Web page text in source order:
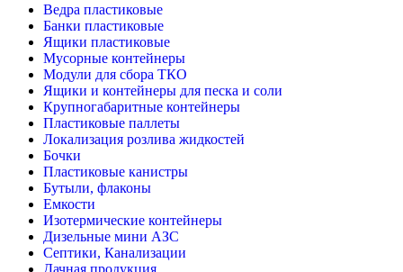
Ведра пластиковые
Банки пластиковые
Ящики пластиковые
Мусорные контейнеры
Модули для сбора ТКО
Ящики и контейнеры для песка и соли
Крупногабаритные контейнеры
Пластиковые паллеты
Локализация розлива жидкостей
Бочки
Пластиковые канистры
Бутыли, флаконы
Емкости
Изотермические контейнеры
Дизельные мини АЗС
Септики, Канализации
Дачная продукция